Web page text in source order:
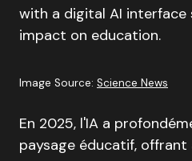
Image Source: Science News
En 2025, l'IA a
paysage éducatif, offrant